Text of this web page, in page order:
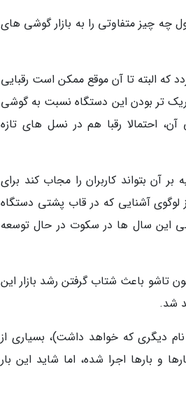
خواهد شد، اما این محصول چه چیز متفاوتی را به بازار گوشی های
آیفون فلیپ به نمایشگری 7/6 اینچی مجهز گردد که البته تا آن موقع ممکن است رقبایی
تر بودن این دستگاه نسبت به گوشی
احتمالا رقبا هم در نسل های تازه
آن بتواند کاربران را مجاب کند برای
لوگوی آشنایی که در قاب پشتی دستگاه
این سال ها در سکوت در حال توسعه
تاشو باعث شتاب گرفتن رشد بازار این
شد.
هر نام دیگری که خواهد داشت)، بسیاری از
و بارها اجرا شده، اما شاید این بار